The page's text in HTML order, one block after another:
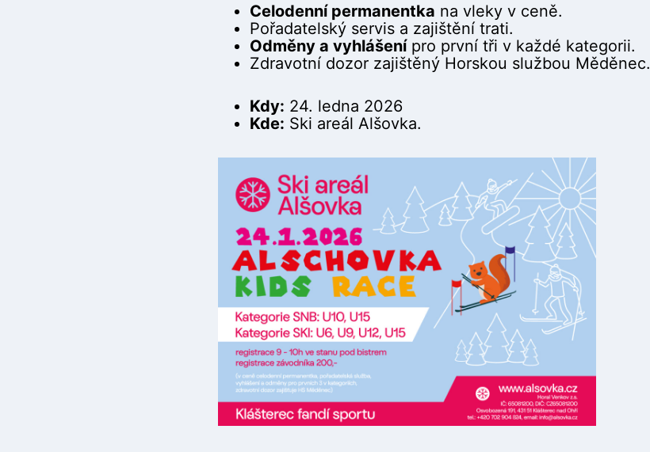
Celodenní permanentka na vleky v ceně.
Pořadatelský servis a zajištění trati.
Odměny a vyhlášenípro první tři v každé kategorii.
Zdravotní dozor zajištěný Horskou službou Měděnec.
Kdy: 24. ledna 2026
Kde: Ski areál Alšovka.